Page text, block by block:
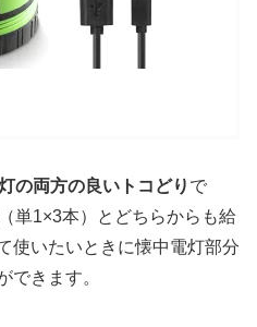
の両方の良いトコどり で
単1×3本）とどちらからも給
使いたいときに懐中電灯部分
できます。